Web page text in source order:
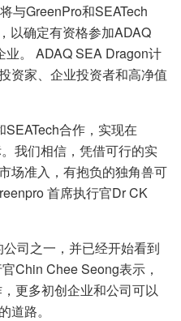
与GreenPro和SEATech
以确定有资格参加ADAQ
。 ADAQ SEA Dragon计
资家、企业投资者和高净值
SEATech合作，实现在
我们相信，凭借可行的实
场准入，有抱负的独角兽可
首席执行官Dr CK
司之一，并已经开始看到
Chin Chee Seong表示，
更多初创企业和公司可以
道路。